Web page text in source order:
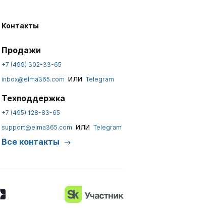
Контакты
Продажи
+7 (499) 302-33-65
inbox@elma365.com или Telegram
Техподдержка
+7 (495) 128-83-65
support@elma365.com или Telegram
Все контакты